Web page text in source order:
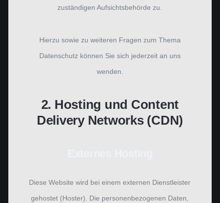
zuständigen Aufsichtsbehörde zu.
Hierzu sowie zu weiteren Fragen zum Thema
Datenschutz können Sie sich jederzeit an uns
wenden.
2. Hosting und Content
Delivery Networks (CDN)
Diese Website wird bei einem externen Dienstleister
gehostet (Hoster). Die personenbezogenen Daten,